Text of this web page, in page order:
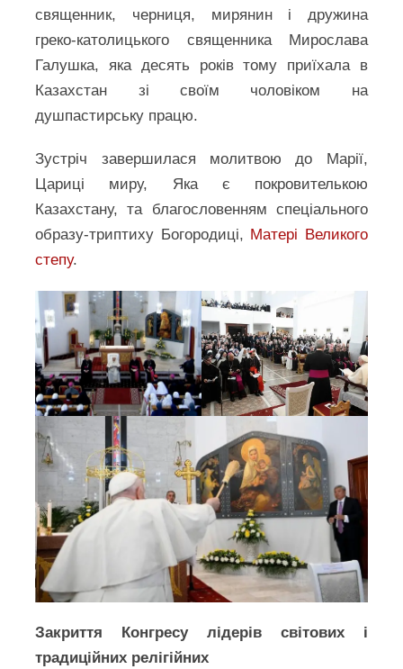
священник, черниця, мирянин і дружина
греко-католицького священника Мирослава
Галушка, яка десять років тому приїхала в
Казахстан зі своїм чоловіком на
душпастирську працю.
Зустріч завершилася молитвою до Марії,
Цариці миру, Яка є покровителькою
Казахстану, та благословенням спеціального
образу-триптиху Богородиці, Матері Великого
степу.
Закриття Конгресу
лідерів світових і
традиційних релігійних